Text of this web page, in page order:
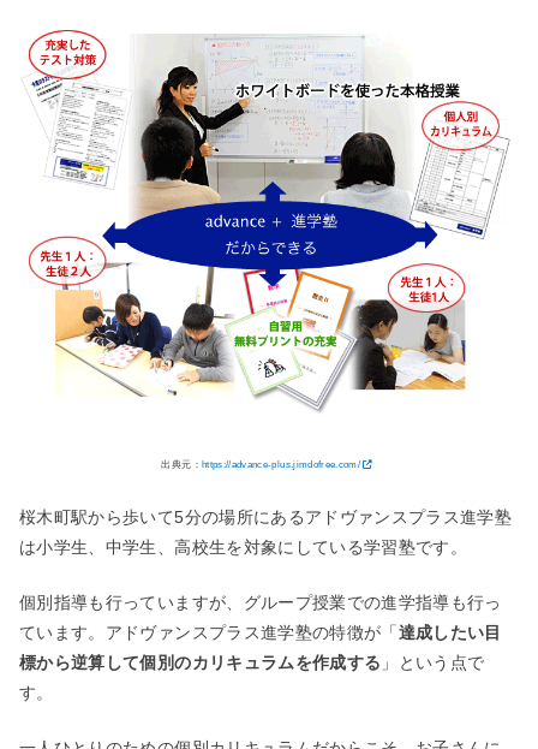
出典元： https://advance-plus.jimdofree.com/
桜木町駅から歩いて5分の場所にあるアドヴァンスプラス進学塾
は小学生、中学生、高校生を対象にしている学習塾です。
個別指導も行っていますが、グループ授業での進学指導も行っ
ています。アドヴァンスプラス進学塾の特徴が「達成したい目
標から逆算して個別のカリキュラムを作成する 」という点で
す。